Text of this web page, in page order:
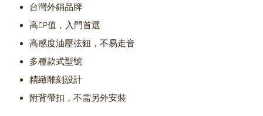
台灣外銷品牌
高CP值，入門首選
高感度油壓弦鈕，不易走音
多種款式型號
精緻雕刻設計
附背帶扣，不需另外安裝